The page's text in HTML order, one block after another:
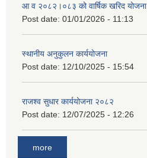
आ व २०८२।०८३ को वार्षिक खरिद योजना
Post date: 01/01/2026 - 11:13
स्थानीय अनुकुलन कार्ययोजना
Post date: 12/10/2025 - 15:54
राजश्व सुधार कार्ययोजना २०८२
Post date: 12/07/2025 - 12:26
more